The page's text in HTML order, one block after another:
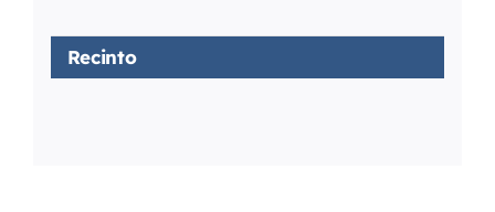
Recinto